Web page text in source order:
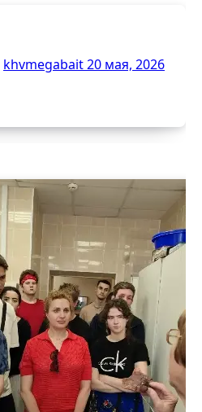
khvmegabait20 мая, 2026